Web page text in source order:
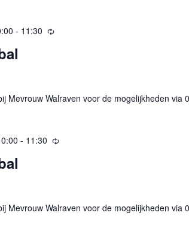
- 11:30 Terugkerend
Mevrouw Walraven voor de mogelijkheden via
- 11:30 Terugkerend
Mevrouw Walraven voor de mogelijkheden via